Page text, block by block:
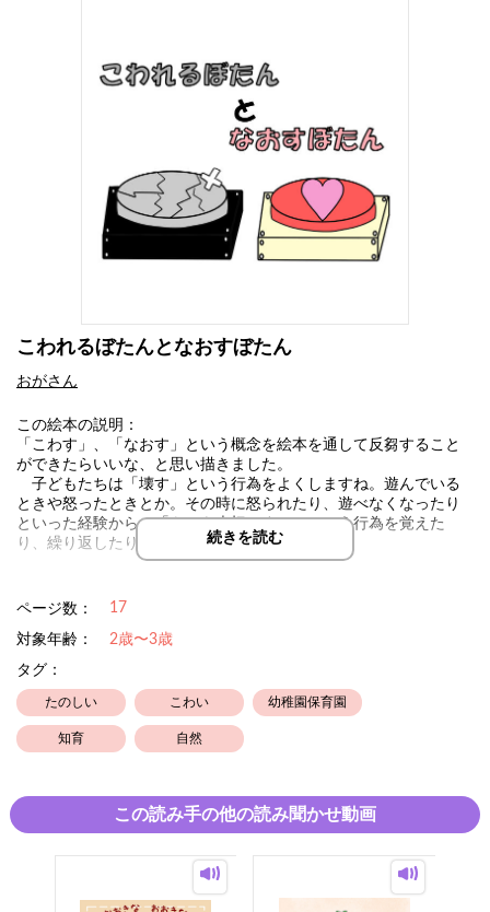
こわれるぼたんとなおすぼたん
おがさん
この絵本の説明：
「こわす」、「なおす」という概念を絵本を通して反芻すること
ができたらいいな、と思い描きました。
子どもたちは「壊す」という行為をよくしますね。遊んでいる
ときや怒ったときとか。その時に怒られたり、遊べなくなったり
といった経験から、「ものを大切にする」という行為を覚えた
り、繰り返したり…
おがさんの絵本はHPにて印刷フリーです
ラミネートしてぜひ、ご家庭、保育園、幼稚園、福祉施設でご利
用ください
作品名の下、作者名をクリックするとHP、SNSへとぶことができ
ます(´･ω･｀)
おがさんの絵本HPには、お子さんの育児、子育て、関わりに関す
るNOTE、おススメの玩具、グッズ等の情報がまとめてあります。
ブックマーク推奨です
続きを読む
ページ数： 17
対象年齢：
2歳〜3歳
タグ：
たのしい こわい 幼稚園保育園
知育 自然
この読み手の他の読み聞かせ動画